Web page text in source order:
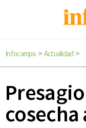
Infocampo > Actualidad >